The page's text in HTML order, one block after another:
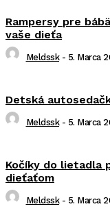
Rampersy pre
vaše dieťa
Meldssk - 5. Marca
Detská
Meldssk - 5. Marca
Kočíky do lietadla
dieťaťom
Meldssk - 5. Marca